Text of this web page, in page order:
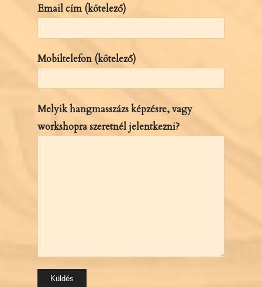
Email cím (kötelező)
Mobiltelefon (kötelező)
Melyik hangmasszázs képzésre, vagy
workshopra szeretnél jelentkezni?